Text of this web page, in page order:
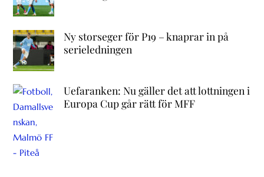
Ny storseger för P19 – knaprar in på
serieledningen
Uefaranken: Nu gäller det att lottningen i
Europa Cup går rätt för MFF